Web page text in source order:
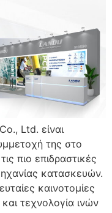
Ltd. είναι
της στο
πιο επιδραστικές
κατασκευών.
καινοτομίες
τεχνολογία ινών